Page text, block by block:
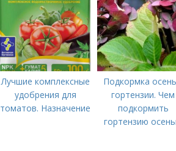
Лучшие комплексные
удобрения для
томатов. Назначение
Подкормка
гортензии. Чем
подкормить
гортензию